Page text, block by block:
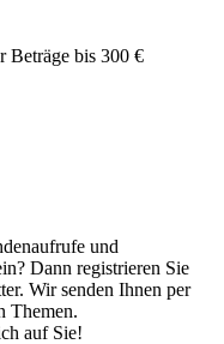
Beträge bis 300 €
und
Dann registrieren Sie
Wir senden Ihnen per
Themen.
auf Sie!